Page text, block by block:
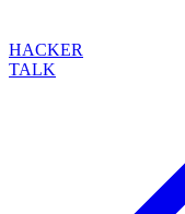
HACKER
TALK